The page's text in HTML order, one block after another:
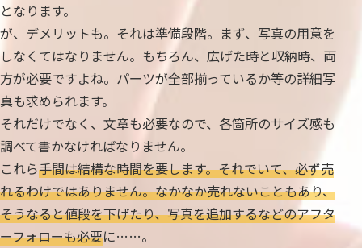
となります。
が、デメリットも。それは準備段階。まず、写真の用意を
しなくてはなりません。もちろん、広げた時と収納時、両
方が必要ですよね。パーツが全部揃っているか等の詳細写
真も求められます。
それだけでなく、文章も必要なので、各箇所のサイズ感も
調べて書かなければなりません。
これら手間は結構な時間を要します。それでいて、必ず売
れるわけではありません。なかなか売れないこともあり、
そうなると値段を下げたり、写真を追加するなどのアフタ
ーフォローも必要に……。